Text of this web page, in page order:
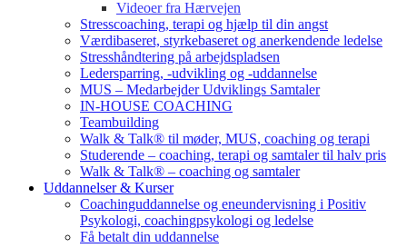
Videoer fra Hærvejen
Stresscoaching, terapi og hjælp til din angst
Værdibaseret, styrkebaseret og anerkendende ledelse
Stresshåndtering på arbejdspladsen
Ledersparring, -udvikling og -uddannelse
MUS – Medarbejder Udviklings Samtaler
IN-HOUSE COACHING
Teambuilding
Walk & Talk® til møder, MUS, coaching og terapi
Studerende – coaching, terapi og samtaler til halv pris
Walk & Talk® – coaching og samtaler
Uddannelser & Kurser
Coachinguddannelse og eneundervisning i Positiv
Psykologi, coachingpsykologi og ledelse
Få betalt din uddannelse